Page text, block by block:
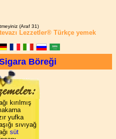
(Araf 31)
Lezzetler® Türkçe yemek
Böreği
kırılmış
yufka
sıvıyağ
süt